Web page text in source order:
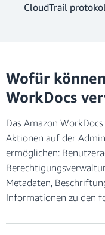
CloudTrail
Wofür
WorkDocs
Das Amazon
Aktionen auf der
ermöglichen:
Metadaten,
Informationen zu den